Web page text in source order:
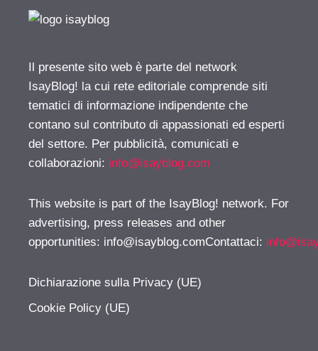
Il presente sito web è parte del network
IsayBlog! la cui rete editoriale comprende siti
tematici di informazione indipendente che
contano sul contributo di appassionati ed esperti
del settore. Per pubblicità, comunicati e
collaborazioni: info@isayblog.com
This website is part of the IsayBlog! network. For
advertising, press releases and other
opportunities: info@isayblog.comContattaci:
Dichiarazione sulla Privacy (UE)
Cookie Policy (UE)